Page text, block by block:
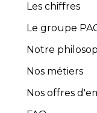
guider
Les chiffres
Le groupe
Notre
Nos métiers
Nos offres